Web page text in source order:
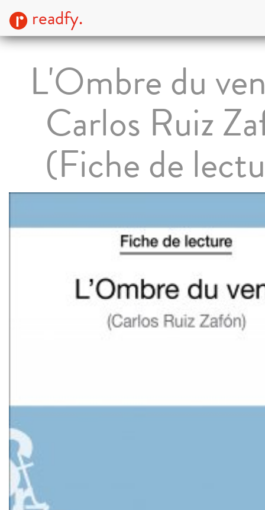
readfy.
L'Ombre du
Carlos Ruiz
(Fiche de